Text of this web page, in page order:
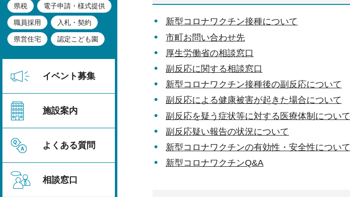
県税 電子申請・様式提供
職員採用 入札・契約
県営住宅 認定こども園
イベント募集
施設案内
よくある質問
相談窓口
新型コロナワクチン接種について
市町お問い合わせ先
厚生労働省の相談窓口
副反応に関する相談窓口
新型コロナワクチン接種後の副反応について
副反応による健康被害が起きた場合について
副反応を疑う症状等に対する医療体制について
副反応疑い報告の状況について
新型コロナワクチンの有効性・安全性について
新型コロナワクチンQ&A